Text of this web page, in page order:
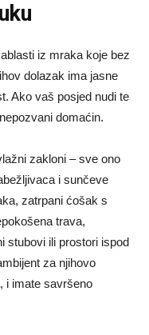
iz mraka koje bez
dolazak ima jasne
Ako vaš posjed nudi te
domaćin.
zakloni – sve ono
i sunčeve
zatrpani ćošak s
trava,
stubovi ili prostori ispod
za njihovo
i imate savršeno